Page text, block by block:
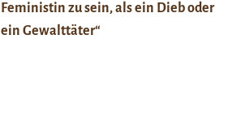
Feministin zu sein, als ein Dieb oder
ein Gewalttäter“